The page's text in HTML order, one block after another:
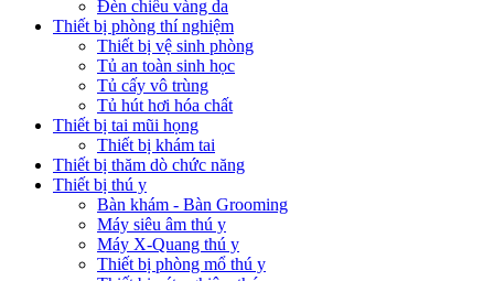
Đèn chiếu vàng da
Thiết bị phòng thí nghiệm
Thiết bị vệ sinh phòng
Tủ an toàn sinh học
Tủ cấy vô trùng
Tủ hút hơi hóa chất
Thiết bị tai mũi họng
Thiết bị khám tai
Thiết bị thăm dò chức năng
Thiết bị thú y
Bàn khám - Bàn Grooming
Máy siêu âm thú y
Máy X-Quang thú y
Thiết bị phòng mổ thú y